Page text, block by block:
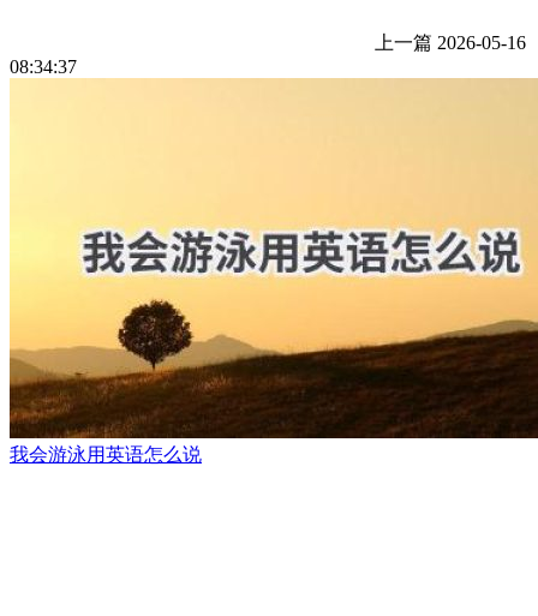
上一篇 2026-05-16
08:34:37
我会游泳用英语怎么说